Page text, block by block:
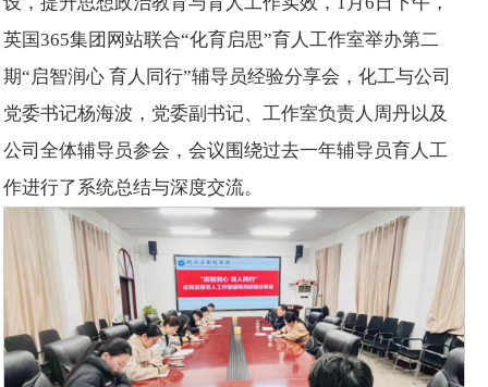
英国365集团网站联合“化育启思”育人工作室举办第二
期“启智润心 育人同行”辅导员经验分享会，化工与公司
党委书记杨海波，党委副书记、工作室负责人周丹以及
公司全体辅导员参会，会议围绕过去一年辅导员育人工
作进行了系统总结与深度交流。